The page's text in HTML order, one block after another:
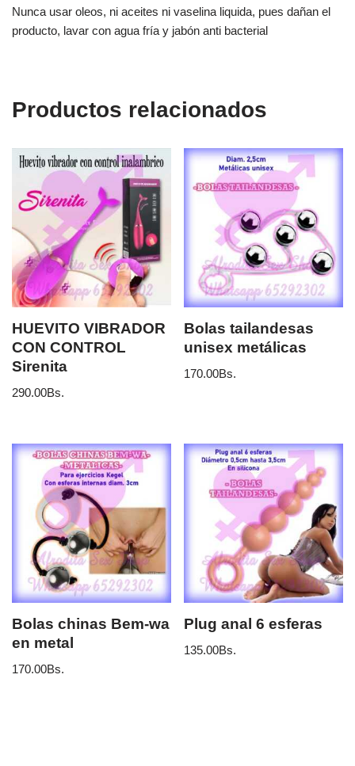
Nunca usar oleos, ni aceites ni vaselina liquida, pues dañan el
producto, lavar con agua fría y jabón anti bacterial
Productos relacionados
HUEVITO VIBRADOR
CON CONTROL
Sirenita
290.00Bs.
Bolas tailandesas
unisex metálicas
170.00Bs.
Bolas chinas Bem-wa
en metal
170.00Bs.
Plug anal 6 esferas
135.00Bs.